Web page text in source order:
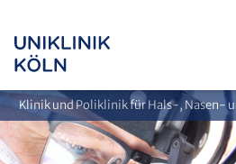
Klinik und Poliklinik für Hals-, Nasen-